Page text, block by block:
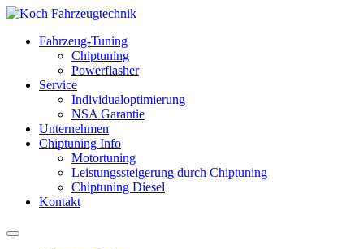
Fahrzeug-Tuning
Chiptuning
Powerflasher
Service
Individualoptimierung
NSA Garantie
Unternehmen
Chiptuning Info
Motortuning
Leistungssteigerung durch Chiptuning
Chiptuning Diesel
Kontakt